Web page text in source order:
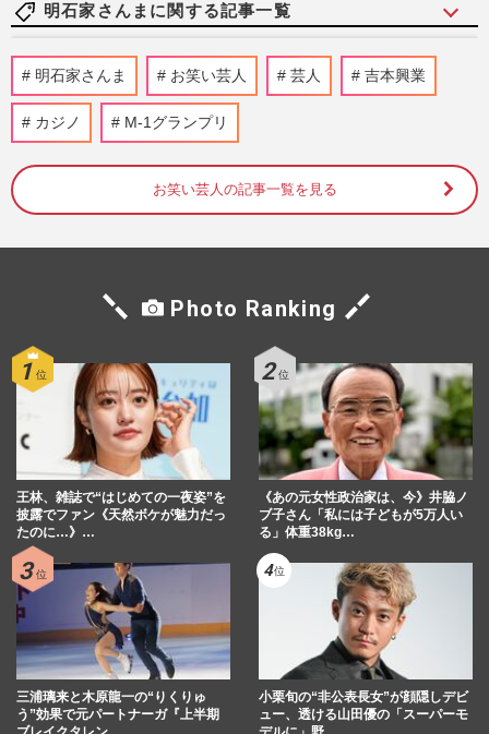
明石家さんまに関する記事一覧
【訃報】元プロ野球選手・板東英二さん、
若き日の明石家さんまを支えた男気と、昭
和の“ええ加減さ”で遺し…
週刊女性PRIME
明石家さんまが〈葬儀には行かない〉ポリ
シーを破り、異例の参列で伝えた“お母さ
俳優・星野真里、長女の指定難病『先天性
ミオパチー』で「世界の見え方が変わっ
た」母が綴った記録と娘と歩…
週刊女性2026年2月24日号 2026/2/15
《関東人が選んだ「面白いと思う」芸人ラ
ンキング》有吉弘行・オードリーらを抑え
た1位は「人を傷つけない…
週刊女性2026年2月3日号 2026/1/26
《関西人が選んだ「面白いと思う」芸人ラ
ンキング》千鳥やかまいたち、明石家さん
まらを抑えた1位は「性格…
週刊女性2026年2月3日号
明石家さんま お笑い芸人 芸人 吉本興業
カジノ M-1グランプリ
お笑い芸人の記事一覧を見る
Photo Ranking
王林、雑誌で“はじめての一夜姿”を
披露でファン《天然ボケが魅力だっ
たのに…》…
《あの元女性政治家は、今》井脇ノ
ブ子さん「私には子どもが5万人い
る」体重38kg…
三浦璃来と木原龍一の“りくりゅ
う”効果で元パートナーガ『上半期
小栗旬の“非公表長女”が顔隠しデビ
ュー、透ける山田優の「スーパーモ